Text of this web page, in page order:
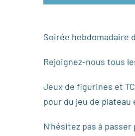
Soirée hebdomadaire
Rejoignez-nous tous
Jeux de figurines et
pour du jeu de plateau
N’hésitez pas à